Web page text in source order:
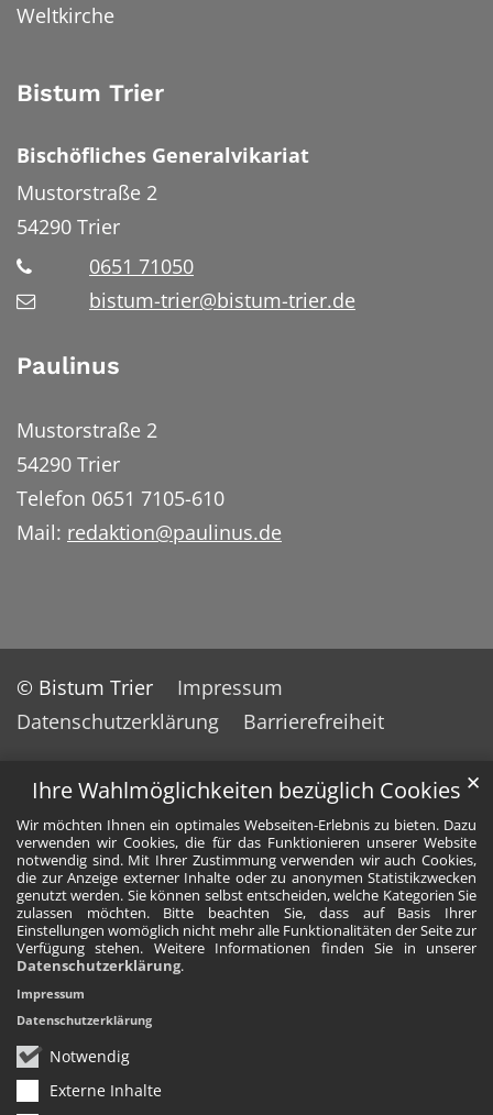
Ihre Wahlmöglichkeiten bezüglich Cookies
Wir möchten Ihnen ein optimales Webseiten-Erlebnis zu bieten. Dazu
verwenden wir Cookies, die für das Funktionieren unserer Website
notwendig sind. Mit Ihrer Zustimmung verwenden wir auch Cookies,
die zur Anzeige externer Inhalte oder zu anonymen Statistikzwecken
genutzt werden. Sie können selbst entscheiden, welche Kategorien Sie
zulassen möchten. Bitte beachten Sie, dass auf Basis Ihrer
Einstellungen womöglich nicht mehr alle Funktionalitäten der Seite zur
Verfügung stehen. Weitere Informationen finden Sie in unserer
Datenschutzerklärung.
Notwendig
Externe Inhalte
✕
Impressum
Datenschutzerklärung
Weltkirche
Bistum Trier
Bischöfliches Generalvikariat
Mustorstraße 2
54290 Trier
0651 71050
bistum-trier@bistum-trier.de
Paulinus
Mustorstraße 2
54290 Trier
Telefon 0651 7105-610
Mail: redaktion@paulinus.de
© Bistum Trier
Impressum
Datenschutzerklärung
Barrierefreiheit